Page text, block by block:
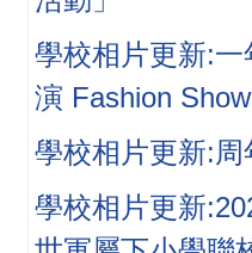
學校相片更新:
演 Fashion Show
學校相片更新:周
學校相片更新